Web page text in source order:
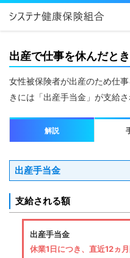
健保の
しくみ
健保の
給付
Benefits
保健事
Health
出産で仕事を休んだとき
女性被保険者が出産のため仕
きには「出産手当金」が支給さ
解説
出産手当金
支給される額
出産手当金
休業1日につき、直近12ヵ